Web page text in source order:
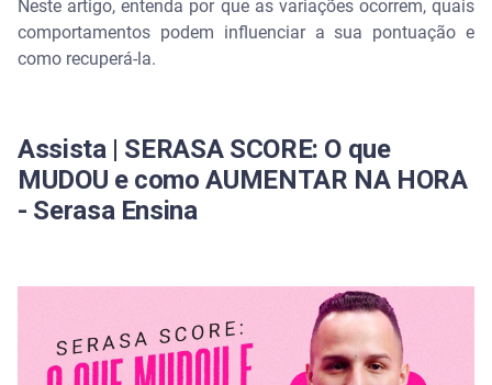
Consultas ao CPF baixam o score?
Dívida que caducou ou renegociada pode afetar o
O fator tempo e o impacto do histórico recente
Como recuperar um score que caiu
Como o Cadastro Positivo ajuda a estabilizar o
Como acompanhar a evolução pelo Serasa Score
Neste artigo, entenda por que as variações ocorrem, quais
comportamentos podem influenciar a sua pontuação e
como recuperá-la.
Assista | SERASA SCORE: O que
MUDOU e como AUMENTAR NA HORA
- Serasa Ensina